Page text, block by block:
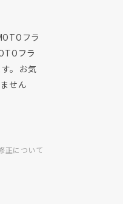
フラ
フラ
。お気
せん
正について